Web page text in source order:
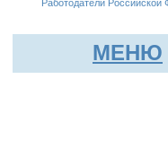
Работодатели Российской
МЕНЮ